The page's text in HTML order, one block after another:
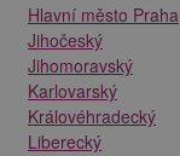
Hlavní město Praha
Jihočeský
Jihomoravský
Karlovarský
Královéhradecký
Liberecký